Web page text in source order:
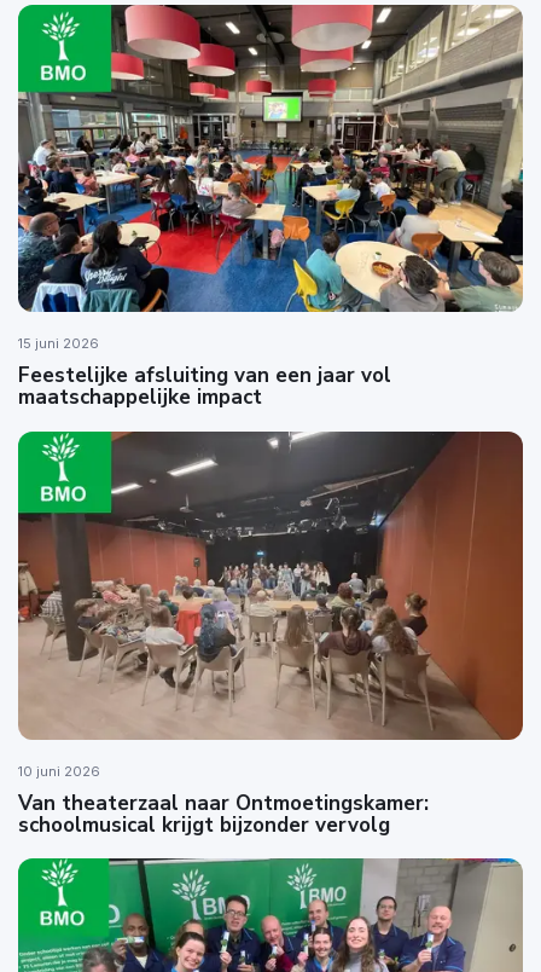
15 juni 2026
Feestelijke afsluiting van een jaar vol
maatschappelijke impact
10 juni 2026
Van theaterzaal naar Ontmoetingskamer:
schoolmusical krijgt bijzonder vervolg